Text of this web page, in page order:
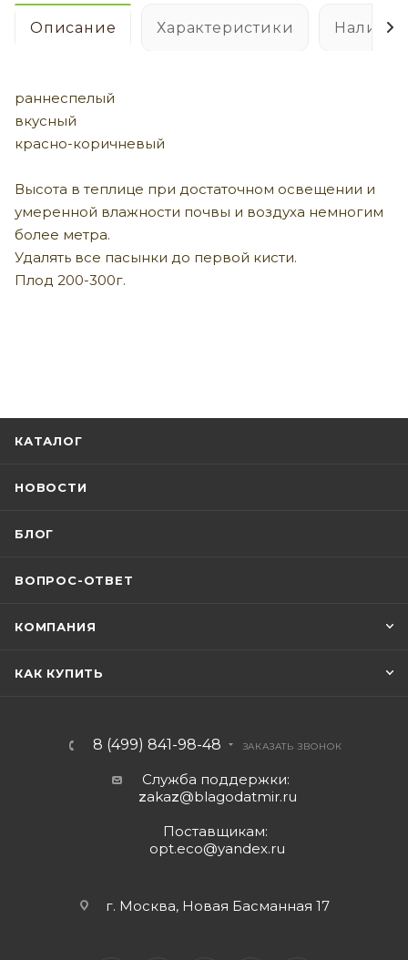
Описание Характеристики
раннеспелый
вкусный
красно-коричневый
Высота в теплице при достаточном освещении и
умеренной влажности почвы и воздуха немногим
более метра.
Удалять все пасынки до первой кисти.
Плод 200-300г.
КАТАЛОГ
НОВОСТИ
БЛОГ
ВОПРОС-ОТВЕТ
КОМПАНИЯ
КАК КУПИТЬ
8 (499) 841-98-48 ЗАКАЗАТЬ ЗВОНОК
Служба поддержки:
zakaz@blagodatmir.ru
Поставщикам:
opt.eco@yandex.ru
г. Москва, Новая Басманная 17